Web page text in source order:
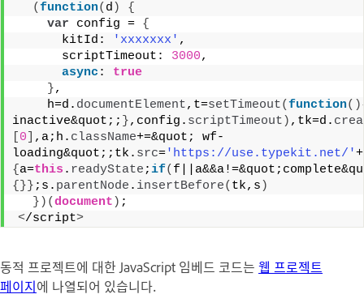
(function( d )
{
var config = {
      kitId:
'xxxxxxx' ,
      scriptTimeout:
3000,
async : true
},
    h=d.
documentElement,t=setTimeout(function( )
inactive&quot;; },config. scriptTimeout ) ,tk=d.
0 ,a;h. className+=&quot; wf-
loading&quot;;tk. src='https://use.typekit.net/'
{ a=this . readyState ;if(
{ } } ;s. parentNode . insertBefore( tk,s )
} ) (document ) ;
</script>
동적 프로젝트에 대한 JavaScript 임베드 코드는 웹 프로젝트
페이지에 나열되어 있습니다.